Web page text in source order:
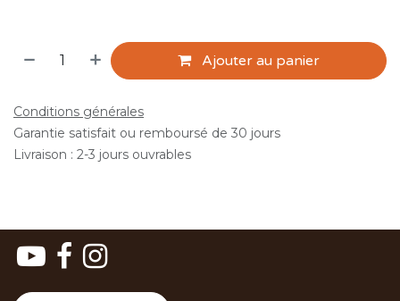
Ajouter au panier
Conditions générales
Garantie satisfait ou remboursé de 30 jours
Livraison : 2-3 jours ouvrables